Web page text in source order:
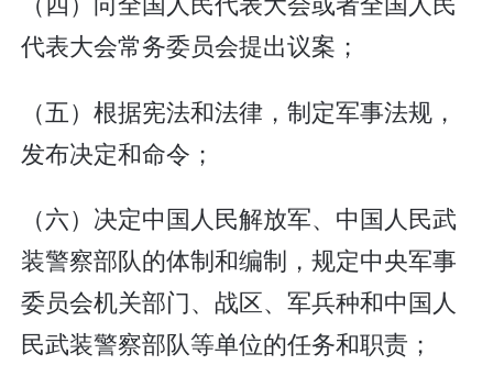
代表大会常务委员会提出议案；
（五）根据宪法和法律，制定军事法规，
发布决定和命令；
（六）决定中国人民解放军、中国人民武
装警察部队的体制和编制，规定中央军事
委员会机关部门、战区、军兵种和中国人
民武装警察部队等单位的任务和职责；